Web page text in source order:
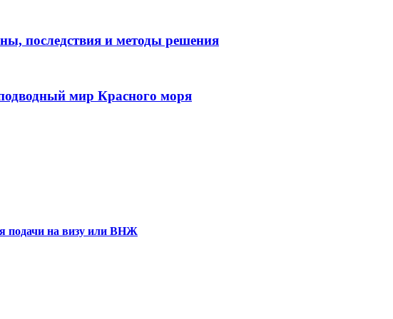
последствия и методы решения
мир Красного моря
подачи на визу или ВНЖ